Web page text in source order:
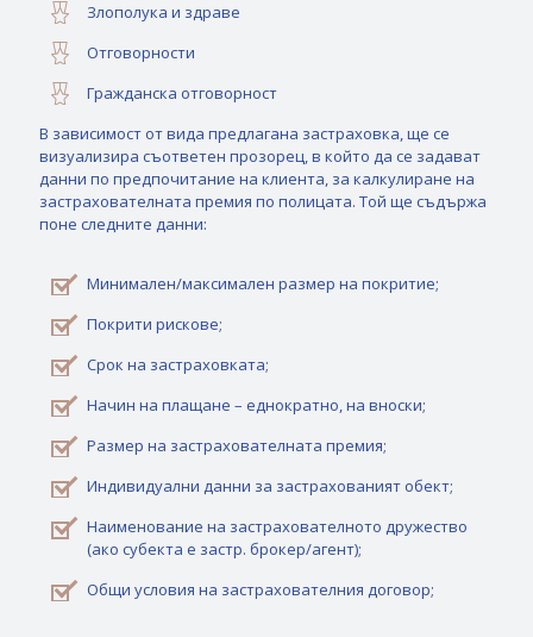
Злополука и здраве
Отговорности
Гражданска отговорност
В зависимост от вида предлагана застраховка, ще се
визуализира съответен прозорец, в който да се задават
данни по предпочитание на клиента, за калкулиране на
застрахователната премия по полицата. Той ще съдържа
поне следните данни:
Минимален/максимален размер на покритие;
Покрити рискове;
Срок на застраховката;
Начин на плащане – еднократно, на вноски;
Размер на застрахователната премия;
Индивидуални данни за застрахованият обект;
Наименование на застрахователното дружество
(ако субекта е застр. брокер/агент);
Общи условия на застрахователния договор;